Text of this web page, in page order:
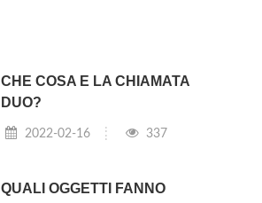
CHE COSA E LA CHIAMATA
DUO?
2022-02-16 337
QUALI OGGETTI FANNO